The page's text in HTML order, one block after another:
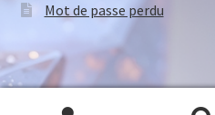
Mot de passe perdu